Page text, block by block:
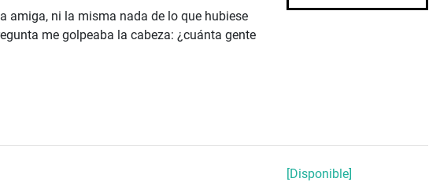
amiga, ni la misma nada de lo que hubiese
me golpeaba la cabeza: ¿cuánta gente
[Disponible]